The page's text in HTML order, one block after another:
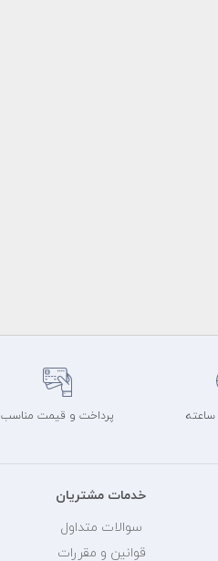
پرداخت و قیمت مناسب
خدمات مشتریان
سوالات متداول
قوانین و مقررات